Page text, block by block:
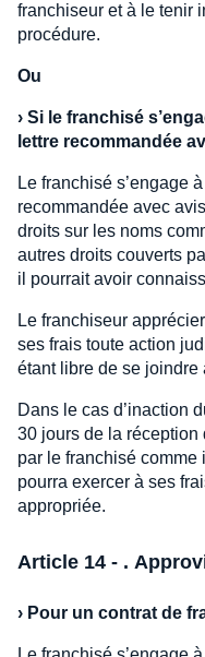
franchiseur et à le tenir
procédure.
Ou
› Si le franchisé
lettre recommandée
Le franchisé s’engage
recommandée avec
droits sur les noms
autres droits couverts
il pourrait avoir
Le franchiseur
ses frais toute action
étant libre de se joindre
Dans le cas d’inaction
30 jours de la
par le franchisé
pourra exercer à ses
appropriée.
Article 14 - .
› Pour un contrat de